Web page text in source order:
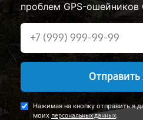
проблем GPS-ошейников
Отправить
Нажимая на кнопку отправить я
моих персональных данных.